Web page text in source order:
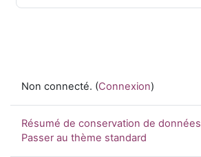
Non connecté. (Connexion)
Résumé de conservation de données
Passer au thème standard